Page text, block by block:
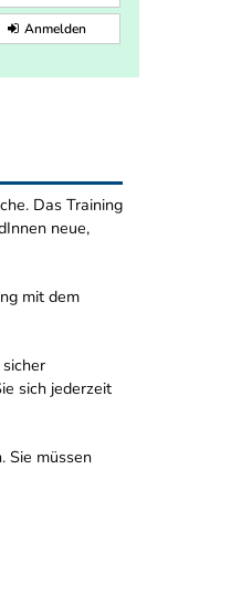
Anmelden
Das Training
neue,
mit dem
sich jederzeit
Sie müssen